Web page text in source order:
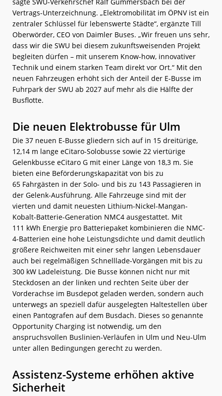
Vertrags-Unterzeichnung. „Elektromobilität im ÖPNV ist ein
zentraler Schlüssel für lebenswerte Städte“, ergänzte Till
Oberwörder, CEO von Daimler Buses. „Wir freuen uns sehr,
dass wir die SWU bei diesem zukunftsweisenden Projekt
begleiten dürfen – mit unserem Know-how, innovativer
Technik und einem starken Team direkt vor Ort.“ Mit den
neuen Fahrzeugen erhöht sich der Anteil der E-Busse im
Fuhrpark der SWU ab 2027 auf mehr als die Hälfte der
Busflotte.
Die neuen Elektrobusse für Ulm
Die 37 neuen E-Busse gliedern sich auf in 15 dreitürige,
12,14 m lange eCitaro-Solobusse sowie 22 viertürige
Gelenkbusse eCitaro G mit einer Länge von 18,3 m. Sie
bieten eine Beförderungskapazität von bis zu
65 Fahrgästen in der Solo- und bis zu 143 Passagieren in
der Gelenk-Ausführung. Alle Fahrzeuge sind mit der
vierten und damit neuesten Lithium-Nickel-Mangan-
Kobalt-Batterie-Generation NMC4 ausgestattet. Mit
111 kWh Energie pro Batteriepaket kombinieren die NMC-
4-Batterien eine hohe Leistungsdichte und damit deutlich
größere Reichweiten mit einer sehr langen Lebensdauer
auch bei regelmäßigen Schnelllade-Vorgängen mit bis zu
300 kW Ladeleistung. Die Busse können nicht nur mit
Steckdosen an der linken und rechten Seite über der
Vorderachse im Busdepot geladen werden, sondern auch
unterwegs an speziell dafür ausgelegten Haltestellen über
einen Pantografen auf dem Busdach. Dieses so genannte
Opportunity Charging ist notwendig, um den
anspruchsvollen Buslinien-Verläufen in Ulm und Neu-Ulm
unter allen Bedingungen gerecht zu werden.
Assistenz-Systeme erhöhen aktive
Sicherheit